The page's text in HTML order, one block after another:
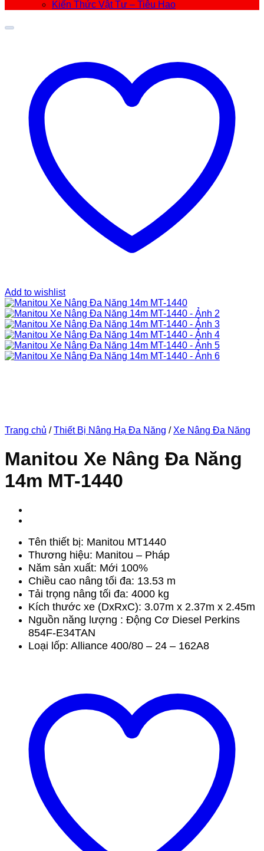
Kiến Thức Vật Tư – Tiêu Hao
Add to wishlist
Trang chủ / Thiết Bị Nâng Hạ Đa Năng / Xe Nâng Đa Năng
Manitou Xe Nâng Đa Năng
14m MT-1440
Tên thiết bị: Manitou MT1440
Thương hiệu: Manitou – Pháp
Năm sản xuất: Mới 100%
Chiều cao nâng tối đa: 13.53 m
Tải trọng nâng tối đa: 4000 kg
Kích thước xe (DxRxC): 3.07m x 2.37m x 2.45m
Nguồn năng lượng : Động Cơ Diesel Perkins
854F-E34TAN
Loại lốp: Alliance 400/80 – 24 – 162A8